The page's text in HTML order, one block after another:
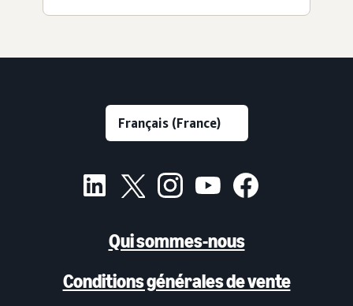
Qui sommes-nous
Conditions générales de vente